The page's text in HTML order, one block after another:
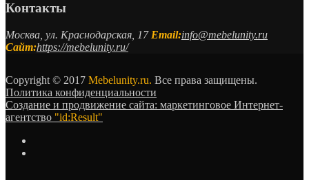
Контакты
Москва, ул. Краснодарская, 17 Email:info@mebelunity.ru
Сайт:https://mebelunity.ru/
Copyright © 2017 Mebelunity.ru. Все права защищены.
Политика конфиденциальности
Создание и продвижение сайта: маркетинговое Интернет-
агентство "id:Result"